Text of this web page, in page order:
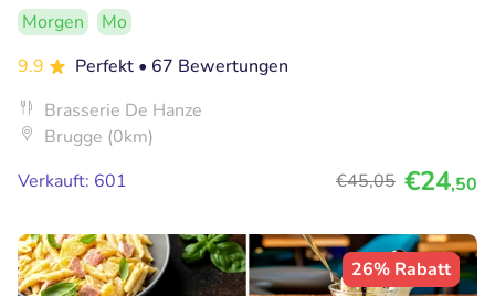
Morgen
Mo
9.9
Perfekt • 67 Bewertungen
Brasserie De Hanze
Brugge (0km)
Verkauft: 601
€45,05 €24,50
26% Rabatt